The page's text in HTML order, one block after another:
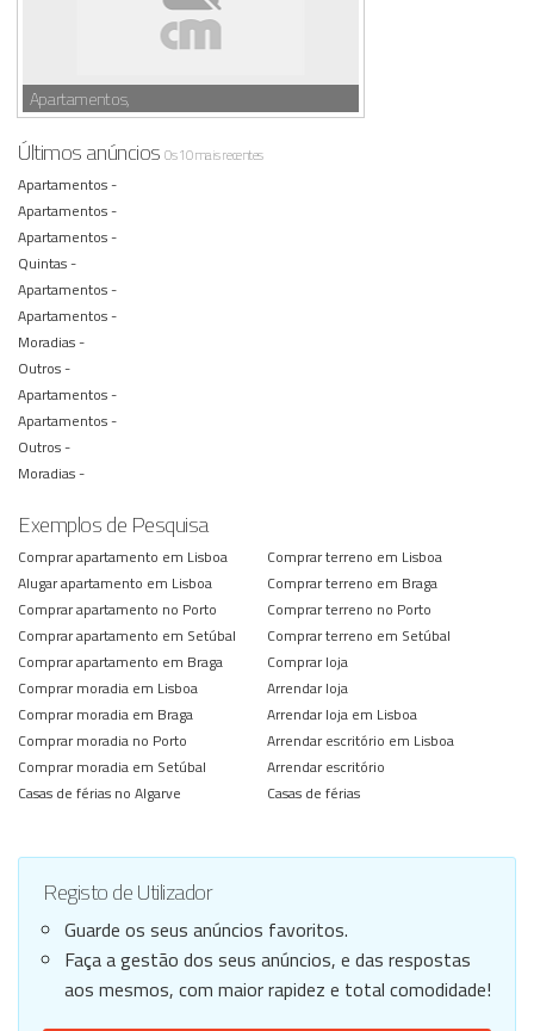
Apartamentos,
Últimos anúnciosOs 10 mais recentes
Apartamentos -
Apartamentos -
Apartamentos -
Quintas -
Apartamentos -
Apartamentos -
Moradias -
Outros -
Apartamentos -
Apartamentos -
Outros -
Moradias -
Exemplos de Pesquisa
Comprar apartamento em Lisboa
Alugar apartamento em Lisboa
Comprar apartamento no Porto
Comprar apartamento em Setúbal
Comprar apartamento em Braga
Comprar moradia em Lisboa
Comprar moradia em Braga
Comprar moradia no Porto
Comprar moradia em Setúbal
Casas de férias no Algarve
Comprar terreno em Lisboa
Comprar terreno em Braga
Comprar terreno no Porto
Comprar terreno em Setúbal
Comprar loja
Arrendar loja
Arrendar loja em Lisboa
Arrendar escritório em Lisboa
Arrendar escritório
Casas de férias
Registo de Utilizador
Guarde os seus anúncios favoritos.
Faça a gestão dos seus anúncios, e das respostas
aos mesmos, com maior rapidez e total comodidade!